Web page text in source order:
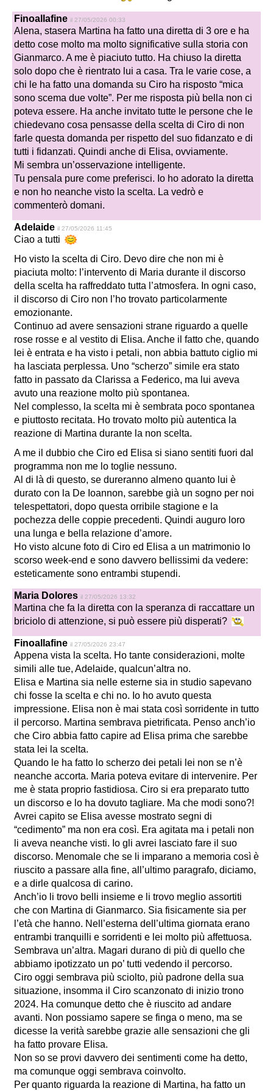
Finoallafine il 27/05/2026 00:33
Alena, stasera Martina ha fatto una diretta di 3 ore e ha
detto cose molto ma molto significative sulla storia con
Gianmarco. A me è piaciuto tutto. Ha chiuso la diretta
solo dopo che è rientrato lui a casa. Tra le varie cose, a
chi le ha fatto una domanda su Ciro ha risposto “mica
sono scema due volte”. Per me risposta più bella non ci
poteva essere. Ha anche invitato tutte le persone che le
chiedevano cosa pensasse della scelta di Ciro di non
farle questa domanda per rispetto del suo fidanzato e di
tutti i fidanzati. Quindi anche di Elisa, ovviamente.
Mi sembra un’osservazione intelligente.
Tu pensala pure come preferisci. Io ho adorato la diretta
e non ho neanche visto la scelta. La vedrò e
commenterò domani.
Adelaide il 27/05/2026 11:45
Ciao a tutti
Ho visto la scelta di Ciro. Devo dire che non mi è
piaciuta molto: l’intervento di Maria durante il discorso
della scelta ha raffreddato tutta l’atmosfera. In ogni caso,
il discorso di Ciro non l’ho trovato particolarmente
emozionante.
Continuo ad avere sensazioni strane riguardo a quelle
rose rosse e al vestito di Elisa. Anche il fatto che, quando
lei è entrata e ha visto i petali, non abbia battuto ciglio mi
ha lasciata perplessa. Uno “scherzo” simile era stato
fatto in passato da Clarissa a Federico, ma lui aveva
avuto una reazione molto più spontanea.
Nel complesso, la scelta mi è sembrata poco spontanea
e piuttosto recitata. Ho trovato molto più autentica la
reazione di Martina durante la non scelta.
A me il dubbio che Ciro ed Elisa si siano sentiti fuori dal
programma non me lo toglie nessuno.
Al di là di questo, se dureranno almeno quanto lui è
durato con la De Ioannon, sarebbe già un sogno per noi
telespettatori, dopo questa orribile stagione e la
pochezza delle coppie precedenti. Quindi auguro loro
una lunga e bella relazione d’amore.
Ho visto alcune foto di Ciro ed Elisa a un matrimonio lo
scorso week-end e sono davvero bellissimi da vedere:
esteticamente sono entrambi stupendi.
Maria Dolores il 27/05/2026 13:32
Martina che fa la diretta con la speranza di raccattare un
briciolo di attenzione, si può essere più disperati?
Finoallafine il 27/05/2026 23:47
Appena vista la scelta. Ho tante considerazioni, molte
simili alle tue, Adelaide, qualcun’altra no.
Elisa e Martina sia nelle esterne sia in studio sapevano
chi fosse la scelta e chi no. Io ho avuto questa
impressione. Elisa non è mai stata così sorridente in tutto
il percorso. Martina sembrava pietrificata. Penso anch’io
che Ciro abbia fatto capire ad Elisa prima che sarebbe
stata lei la scelta.
Quando le ha fatto lo scherzo dei petali lei non se n’è
neanche accorta. Maria poteva evitare di intervenire. Per
me è stata proprio fastidiosa. Ciro si era preparato tutto
un discorso e lo ha dovuto tagliare. Ma che modi sono?!
Avrei capito se Elisa avesse mostrato segni di
“cedimento” ma non era così. Era agitata ma i petali non
li aveva neanche visti. Io gli avrei lasciato fare il suo
discorso. Menomale che se li imparano a memoria così è
riuscito a passare alla fine, all’ultimo paragrafo, diciamo,
e a dirle qualcosa di carino.
Anch’io li trovo belli insieme e li trovo meglio assortiti
che con Martina di Gianmarco. Sia fisicamente sia per
l’età che hanno. Nell’esterna dell’ultima giornata erano
entrambi tranquilli e sorridenti e lei molto più affettuosa.
Sembrava un’altra. Magari durano di più di quello che
abbiamo ipotizzato un po’ tutti vedendo il percorso.
Ciro oggi sembrava più sciolto, più padrone della sua
situazione, insomma il Ciro scanzonato di inizio trono
2024. Ha comunque detto che è riuscito ad andare
avanti. Non possiamo sapere se finga o meno, ma se
dicesse la verità sarebbe grazie alle sensazioni che gli
ha fatto provare Elisa.
Non so se provi davvero dei sentimenti come ha detto,
ma comunque oggi sembrava coinvolto.
Per quanto riguarda la reazione di Martina, ha fatto un